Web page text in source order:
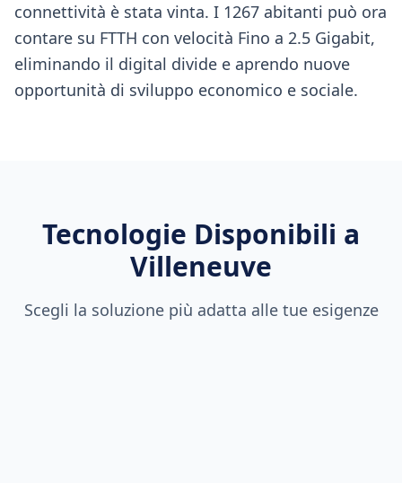
connettività è stata vinta. I 1267 abitanti può ora
contare su FTTH con velocità Fino a 2.5 Gigabit,
eliminando il digital divide e aprendo nuove
opportunità di sviluppo economico e sociale.
Tecnologie Disponibili a
Villeneuve
Scegli la soluzione più adatta alle tue esigenze